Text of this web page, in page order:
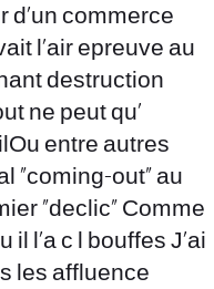
d’un commerce
l’air epreuve au
destruction
ne peut qu’
entre autres
“coming-out” au
“declic” Comme
il l’a c l bouffes J’ai
les affluence